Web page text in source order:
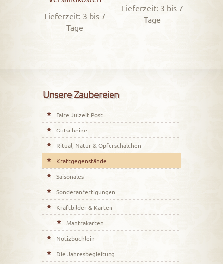
Lieferzeit: 3 bis 7
Tage
Lieferzeit: 3 bis 7
Tage
Unsere Zaubereien
Faire Julzeit Post
Gutscheine
Ritual, Natur & Opferschälchen
Kraftgegenstände
Saisonales
Sonderanfertigungen
Kraftbilder & Karten
Mantrakarten
Notizbüchlein
Die Jahresbegleitung